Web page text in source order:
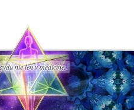
nie len v medicíne.